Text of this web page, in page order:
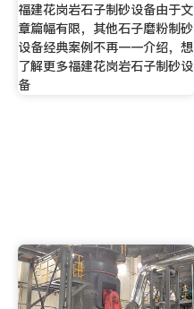
福建花岗岩石子制砂设备由于文
章篇幅有限，其他石子磨粉制砂
设备经典案例不再一一介绍，想
了解更多福建花岗岩石子制砂设
备